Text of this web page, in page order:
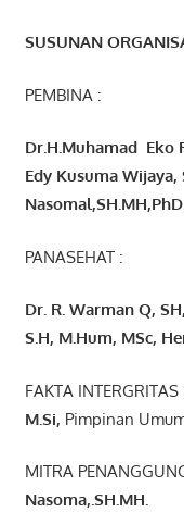
SUSUNAN
PEMBINA :
Dr.H.Muhamad Eko
Edy Kusuma Wijaya,
PANASEHAT :
Dr. R. Warman Q,
S.H, M.Hum, MSc,
FAKTA
M.Si, Pimpinan
MITRA
Nasoma,.SH.MH.